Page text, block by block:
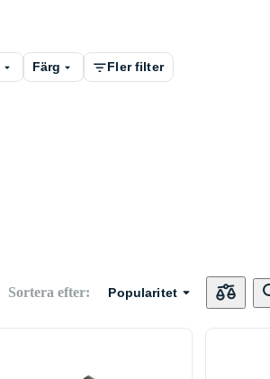
Färg
Fler filter
Sortera efter: Popularitet